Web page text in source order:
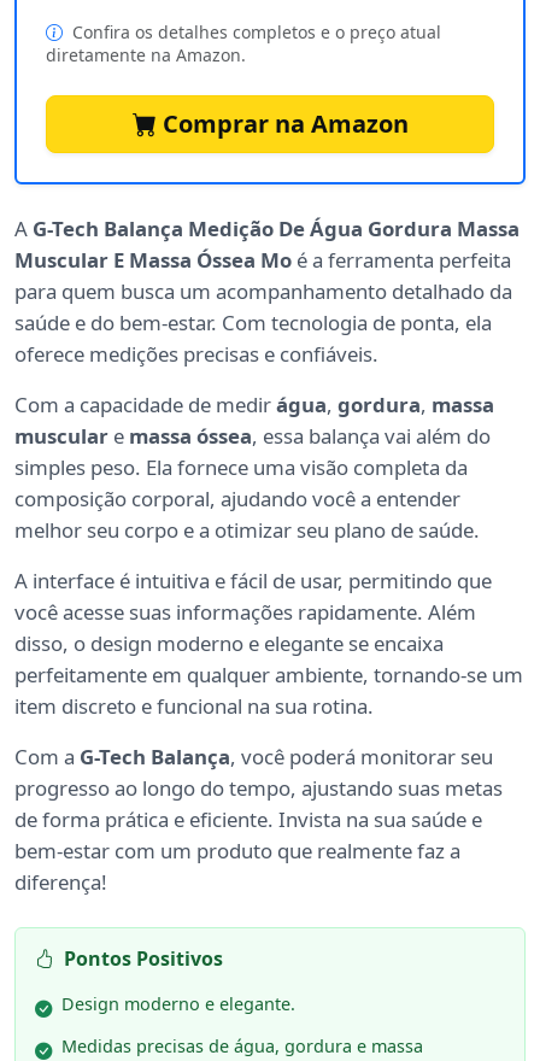
Confira os detalhes completos e o preço atual
diretamente na Amazon.
Comprar na Amazon
A G-Tech Balança Medição De Água Gordura Massa
Muscular E Massa Óssea Mo é a ferramenta perfeita
para quem busca um acompanhamento detalhado da
saúde e do bem-estar. Com tecnologia de ponta, ela
oferece medições precisas e confiáveis.
Com a capacidade de medirágua, gordura, massa
muscular e massa óssea, essa balança vai além do
simples peso. Ela fornece uma visão completa da
composição corporal, ajudando você a entender
melhor seu corpo e a otimizar seu plano de saúde.
A interface é intuitiva e fácil de usar, permitindo que
você acesse suas informações rapidamente. Além
disso, o design moderno e elegante se encaixa
perfeitamente em qualquer ambiente, tornando-se um
item discreto e funcional na sua rotina.
Com a G-Tech Balança, você poderá monitorar seu
progresso ao longo do tempo, ajustando suas metas
de forma prática e eficiente. Invista na sua saúde e
bem-estar com um produto que realmente faz a
diferença!
Pontos Positivos
Design moderno e elegante.
Medidas precisas de água, gordura e massa